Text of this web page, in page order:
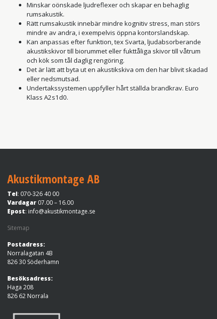
Minskar oönskade ljudreflexer och skapar en behaglig
rumsakustik.
Rätt rumsakustik innebär mindre kognitiv stress, man störs
mindre av andra, i exempelvis öppna kontorslandskap.
Kan anpassas efter funktion, tex Svarta, ljudabsorberande
akustikskivor till biorummet eller fukttåliga skivor till våtrum
och kök som tål daglig rengöring.
Det är lätt att byta ut en akustikskiva om den har blivit skadad
eller nedsmutsad.
Undertakssystemen uppfyller hårt ställda brandkrav. Euro
Klass A2s1d0.
Akustikmontage AB
Tel: 070-326 40 00
Vardagar 07.00 – 16.00
Epost: info@akustikmontage.se
Sitemap
Postadress:
Norralagatan 4B
826 30 Söderhamn
Besöksadress:
Haga 208
826 62 Norrala